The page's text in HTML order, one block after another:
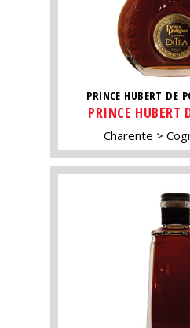
PRINCE HUBERT DE
PRINCE HUBERT
Charente